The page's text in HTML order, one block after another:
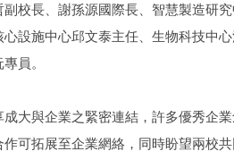
校長、謝孫源國際長、智慧製造研
設施中心邱文泰主任、生物科技中
員。
大與企業之緊密連結，許多優秀企
可拓展至企業網絡，同時盼望兩校